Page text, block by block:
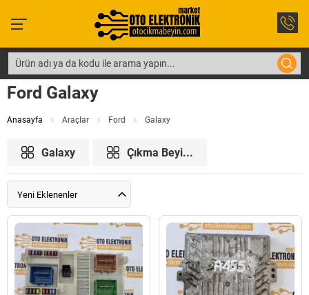
Ford Galaxy
Anasayfa Araçlar Ford Galaxy
Galaxy Çıkma Beyi...
Yeni Eklenenler